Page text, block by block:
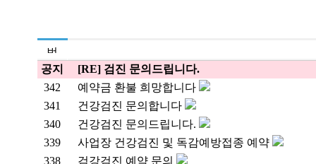
공지
[RE] 검진 문의드립니다.
342
예약금 환불 희망합니다
341
건강검진 문의합니다
340
건강검진 문의드립니다.
339
사업장 건강검진 및 독감예방접종 예약
338
검강검진 예약 문의